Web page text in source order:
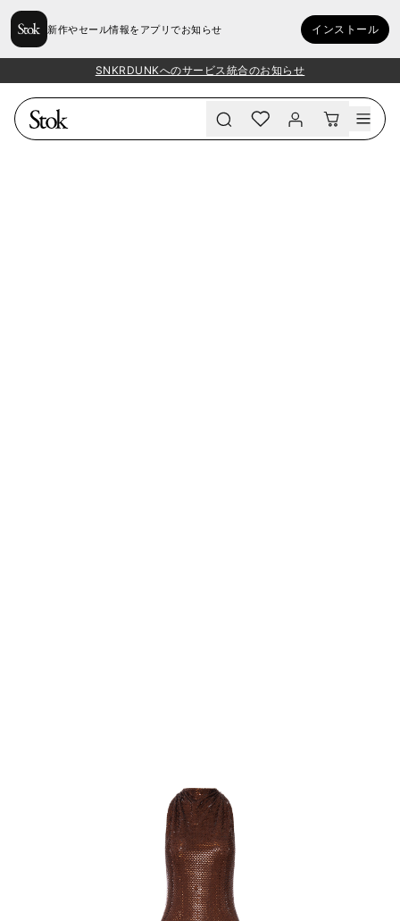
新作やセール情報をアプリでお知らせ インストール
SNKRDUNKへのサービス統合のお知らせ